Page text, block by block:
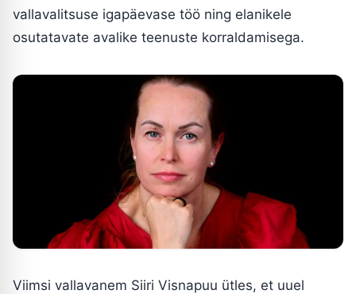
vallavalitsuse igapäevase töö ning elanikele
osutatavate avalike teenuste korraldamisega.
Viimsi vallavanem Siiri Visnapuu ütles, et uuel